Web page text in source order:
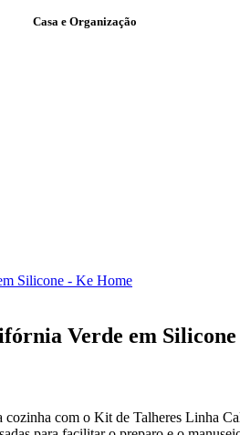
Casa e Organização
Verde em
cozinha com o Kit de Talheres Linha